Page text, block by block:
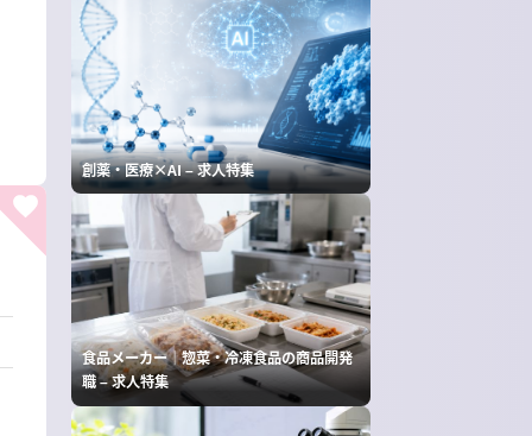
創薬・医療×AI – 求人特集
食品メーカー｜惣菜・冷凍食品の商品開発
職 – 求人特集